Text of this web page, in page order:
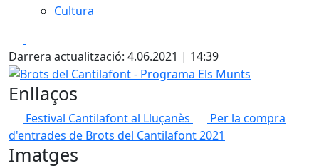
Cultura
Darrera actualització: 4.06.2021 | 14:39
Brots del Cantilafont - Programa Els Munts
Enllaços
Festival Cantilafont al Lluçanès
Per la compra
d'entrades de Brots del Cantilafont 2021
Imatges